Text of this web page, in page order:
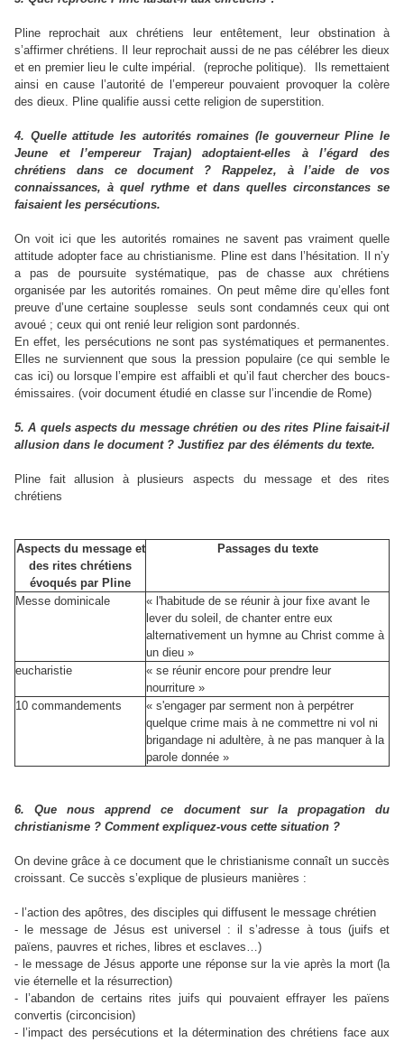
Pline reprochait aux chrétiens leur entêtement, leur obstination à
s’affirmer chrétiens. Il leur reprochait aussi de ne pas célébrer les dieux
et en premier lieu le culte impérial. (reproche politique). Ils remettaient
ainsi en cause l’autorité de l’empereur pouvaient provoquer la colère
des dieux. Pline qualifie aussi cette religion de superstition.
4. Quelle attitude les autorités romaines (le gouverneur Pline le
Jeune et l’empereur Trajan) adoptaient-elles à l’égard des
chrétiens dans ce document ? Rappelez, à l’aide de vos
connaissances, à quel rythme et dans quelles circonstances se
faisaient les persécutions.
On voit ici que les autorités romaines ne savent pas vraiment quelle
attitude adopter face au christianisme. Pline est dans l’hésitation. Il n’y
a pas de poursuite systématique, pas de chasse aux chrétiens
organisée par les autorités romaines. On peut même dire qu’elles font
preuve d’une certaine souplesse seuls sont condamnés ceux qui ont
avoué ; ceux qui ont renié leur religion sont pardonnés.
En effet, les persécutions ne sont pas systématiques et permanentes.
Elles ne surviennent que sous la pression populaire (ce qui semble le
cas ici) ou lorsque l’empire est affaibli et qu’il faut chercher des boucs-
émissaires. (voir document étudié en classe sur l’incendie de Rome)
5. A quels aspects du message chrétien ou des rites Pline faisait-il
allusion dans le document ? Justifiez par des éléments du texte.
Pline fait allusion à plusieurs aspects du message et des rites
chrétiens
Aspects du message et
des rites chrétiens
évoqués par Pline
Passages du texte
Messe dominicale
« l'habitude de se réunir à jour fixe avant le
lever du soleil, de chanter entre eux
alternativement un hymne au Christ comme à
un dieu »
eucharistie
« se réunir encore pour prendre leur
nourriture »
10 commandements
« s'engager par serment non à perpétrer
quelque crime mais à ne commettre ni vol ni
brigandage ni adultère, à ne pas manquer à la
parole donnée »
6. Que nous apprend ce document sur la propagation du
christianisme ? Comment expliquez-vous cette situation ?
On devine grâce à ce document que le christianisme connaît un succès
croissant. Ce succès s’explique de plusieurs manières :
- l’action des apôtres, des disciples qui diffusent le message chrétien
- le message de Jésus est universel : il s’adresse à tous (juifs et
païens, pauvres et riches, libres et esclaves…)
- le message de Jésus apporte une réponse sur la vie après la mort (la
vie éternelle et la résurrection)
- l’abandon de certains rites juifs qui pouvaient effrayer les païens
convertis (circoncision)
- l’impact des persécutions et la détermination des chrétiens face aux